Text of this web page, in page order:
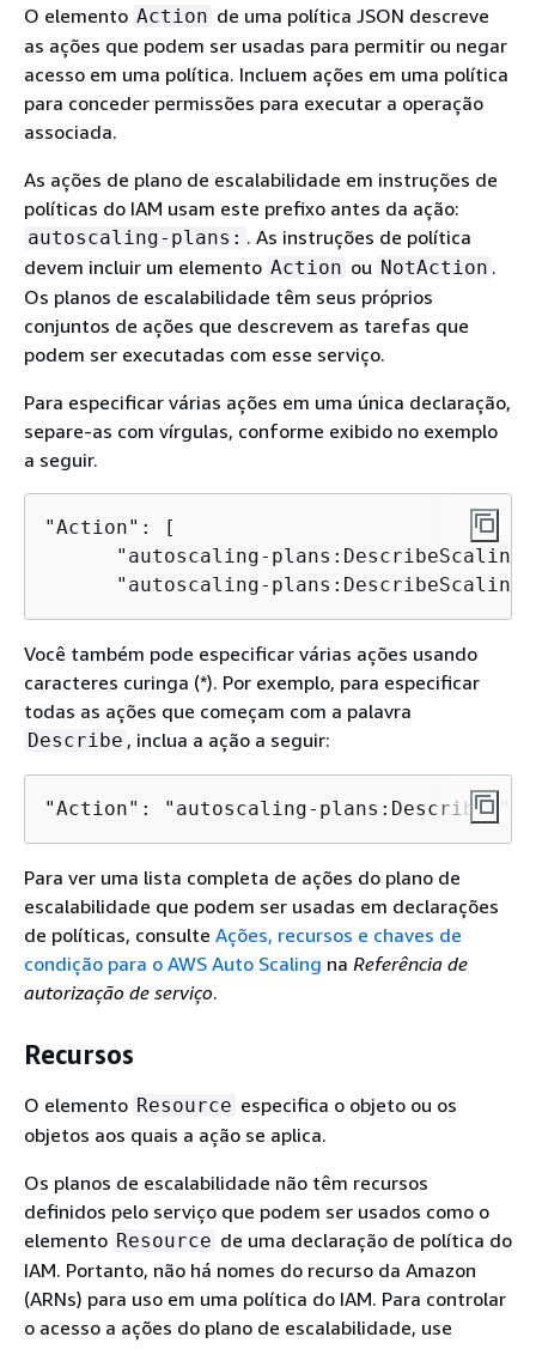
O elemento Action de uma política JSON descreve
as ações que podem ser usadas para permitir ou negar
acesso em uma política. Incluem ações em uma política
para conceder permissões para executar a operação
associada.
As ações de plano de escalabilidade em instruções de
políticas do IAM usam este prefixo antes da ação:
autoscaling-plans: . As instruções de política
devem incluir um elemento Action ou NotAction .
Os planos de escalabilidade têm seus próprios
conjuntos de ações que descrevem as tarefas que
podem ser executadas com esse serviço.
Para especificar várias ações em uma única declaração,
separe-as com vírgulas, conforme exibido no exemplo
a seguir.
"Action": [
"autoscaling-
"autoscaling-
Você também pode especificar várias ações usando
caracteres curinga (*). Por exemplo, para especificar
todas as ações que começam com a palavra
Describe , inclua a ação a seguir:
"Action": "autoscaling-plans:Describe*"
Para ver uma lista completa de ações do plano de
escalabilidade que podem ser usadas em declarações
de políticas, consulte Ações, recursos e chaves de
condição para o AWS Auto Scaling na Referência de
autorização de serviço.
Recursos
O elemento Resource especifica o objeto ou os
objetos aos quais a ação se aplica.
Os planos de escalabilidade não têm recursos
definidos pelo serviço que podem ser usados como o
elemento Resource de uma declaração de política do
IAM. Portanto, não há nomes do recurso da Amazon
(ARNs) para uso em uma política do IAM. Para controlar
o acesso a ações do plano de escalabilidade, use